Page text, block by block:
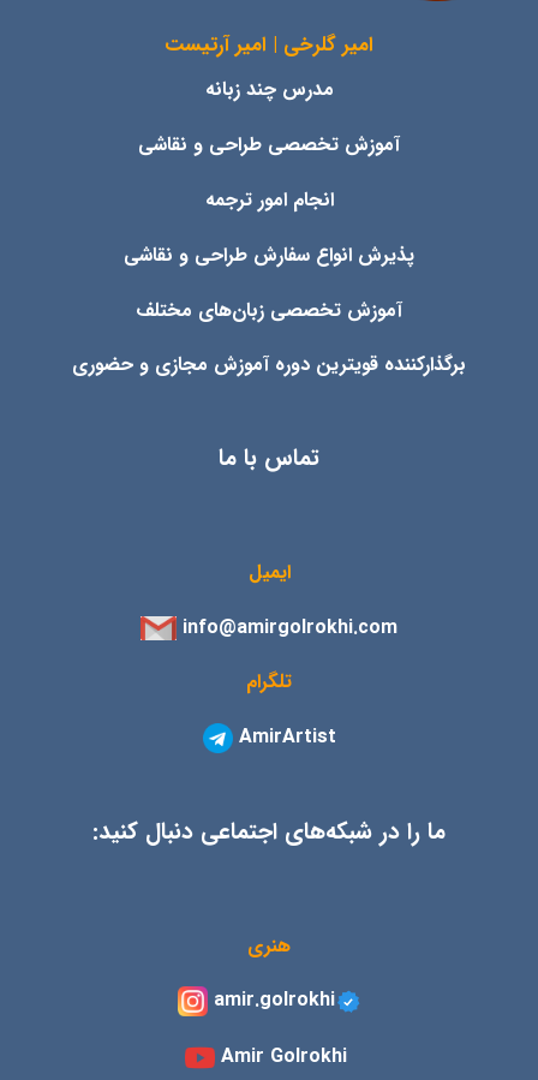
امیر گلرخی | امیر آرتیست
مدرس چند زبانه
آموزش تخصصی طراحی و نقاشی
انجام امور ترجمه
پذیرش انواع سفارش طراحی و نقاشی
آموزش تخصصی زبان‌های مختلف
برگذارکننده قویترین دوره آموزش مجازی و حضوری
تماس با ما
ایمیل
info@amirgolrokhi.com
تلگرام
AmirArtist
ما را در شبکه‌های اجتماعی دنبال کنید:
هنری
amir.golrokhi